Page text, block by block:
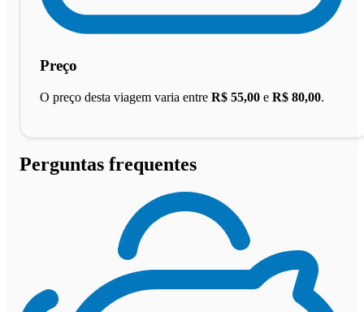
Preço
O preço desta viagem varia entre R$ 55,00 e R$ 80,00.
Perguntas frequentes